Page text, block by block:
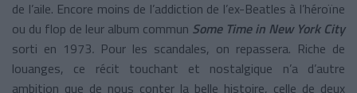
de l’aile. Encore moins de l’addiction de l’ex-Beatles à l’héroïne
ou du flop de leur album commun Some Time in New York City
sorti en 1973. Pour les scandales, on repassera. Riche de
louanges, ce récit touchant et nostalgique n’a d’autre
ambition que de nous conter la belle histoire, celle de deux